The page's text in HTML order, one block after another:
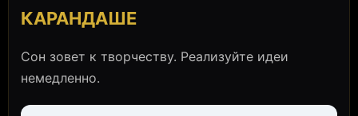
КАРАНДАШЕ
Сон зовет к творчеству. Реализуйте идеи
немедленно.